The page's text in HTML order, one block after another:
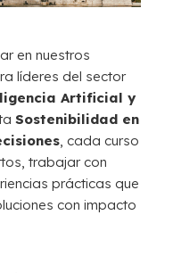
en nuestros
líderes del sector
Artificial y
Sostenibilidad en
, cada curso
trabajar con
prácticas que
con impacto